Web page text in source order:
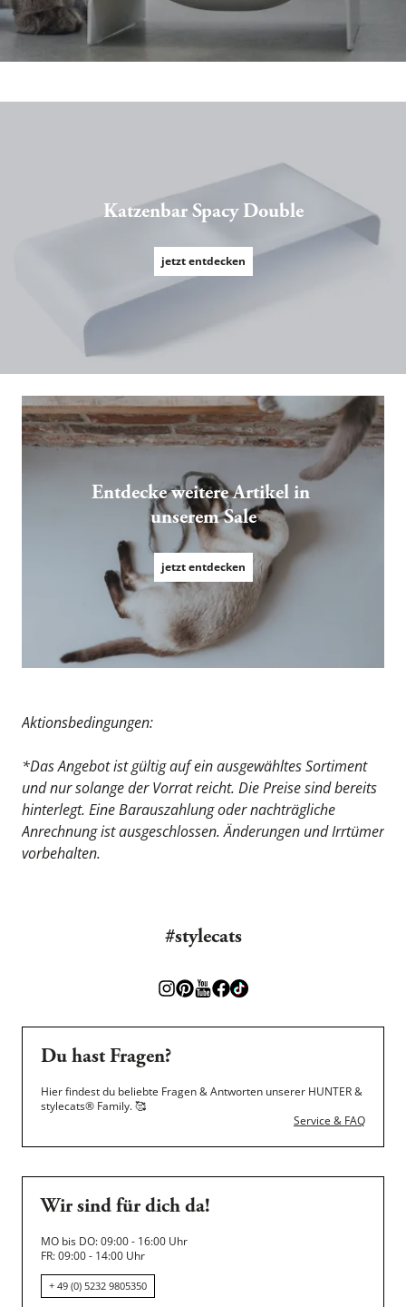
Katzenbar Spacy Double
jetzt entdecken
Entdecke weitere Artikel in
unserem Sale
jetzt entdecken
Aktionsbedingungen:
*Das Angebot ist gültig auf ein ausgewähltes Sortiment
und nur solange der Vorrat reicht. Die Preise sind bereits
hinterlegt. Eine Barauszahlung oder nachträgliche
Anrechnung ist ausgeschlossen. Änderungen und Irrtümer
vorbehalten.
#stylecats
Du hast Fragen?
Hier findest du beliebte Fragen & Antworten unserer HUNTER &
stylecats® Family.🥰
Service & FAQ
Wir sind für dich da!
MO bis DO: 09:00 - 16:00 Uhr
FR: 09:00 - 14:00 Uhr
+ 49 (0) 5232 9805350